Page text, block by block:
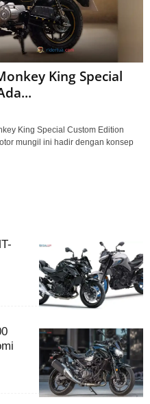
King Special
King Special Custom Edition
mungil ini hadir dengan konsep